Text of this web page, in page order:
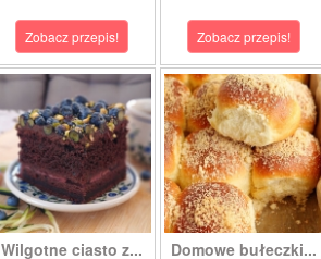
Zobacz przepis! Zobacz przepis!
Wilgotne ciasto z... Domowe bułeczki...